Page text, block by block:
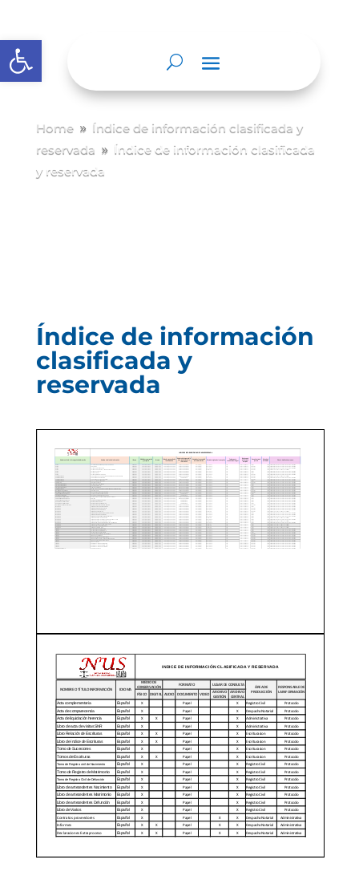
Abrir barra de herramientas
Home 9 Índice de información clasificada y
reservada 9 Índice de información clasificada
y reservada
Índice de información
clasificada y
reservada